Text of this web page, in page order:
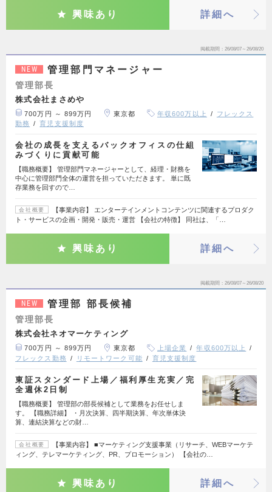
興味あり 詳細へ
掲載期間 26/08/07～26/08/20
NEW 管理部門マネージャー
管理部長
株式会社まさめや
700万円 ～ 899万円 東京都 年収600万以上
フレックス
勤務
育児支援制度
会社の成長を支えるバックオフィスの仕組
みづくりに貢献可能
【職務概要】 管理部門マネージャーとして、経理・財務を
中心に管理部門全体の運営を担っていただきます。 単に既
存業務を回すので…
会社概要
【事業内容】 エンターテインメントコンテンツに関連するプロダク
ト・サービスの企画・開発・販売・運営 【会社の特徴】 同社は、「…
興味あり 詳細へ
掲載期間 26/08/07～26/08/20
NEW 管理部 部長候補
管理部長
株式会社ネオマーケティング
700万円 ～ 899万円 東京都 上場企業
年収600万以上
フレックス勤務
リモートワーク可能 育児支援制度
東証スタンダード上場／福利厚生充実／完
全週休2日制
【職務概要】 管理部の部長候補として業務をお任せしま
す。 【職務詳細】 ・月次決算、四半期決算、年次単体決
算、連結決算などの財…
会社概要
【事業内容】 ■マーケティング支援事業（リサーチ、WEBマーケテ
ィング、テレマーケティング、PR、プロモーション） 【会社の…
興味あり 詳細へ